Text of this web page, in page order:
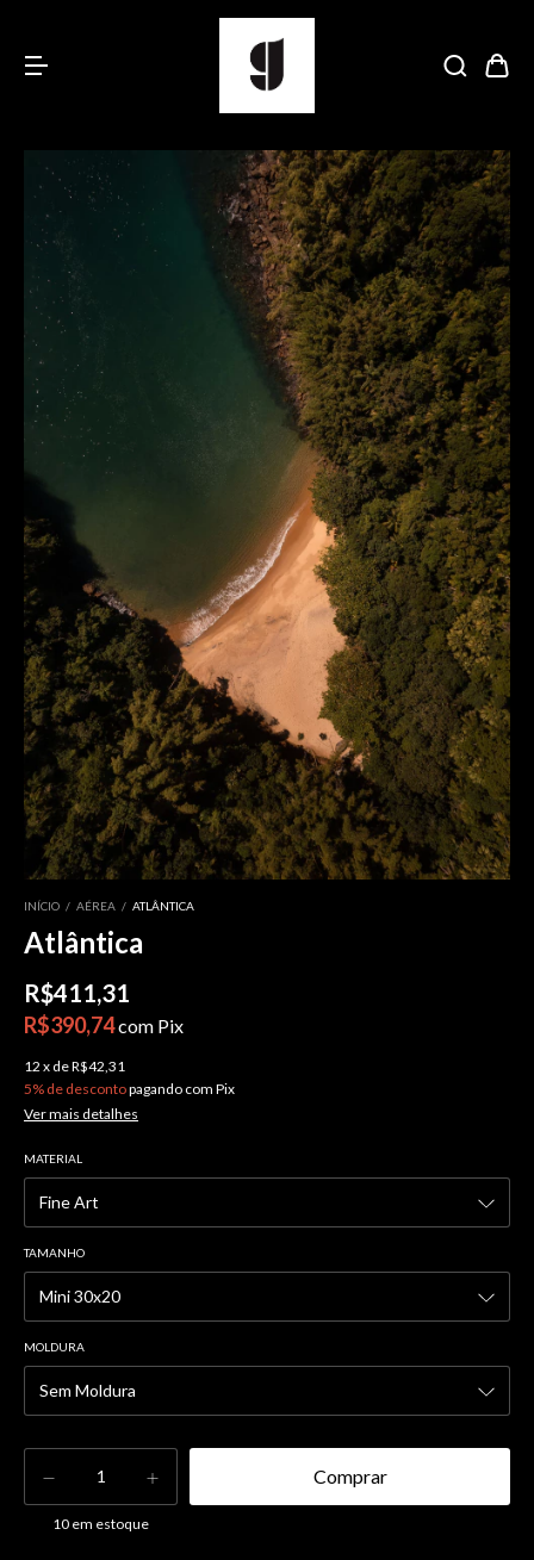
INÍCIO / AÉREA / ATLÂNTICA
Atlântica
R$411,31
R$390,74com Pix
12 x deR$42,31
5% de descontopagando com Pix
Ver mais detalhes
MATERIAL
TAMANHO
MOLDURA
10 em estoque